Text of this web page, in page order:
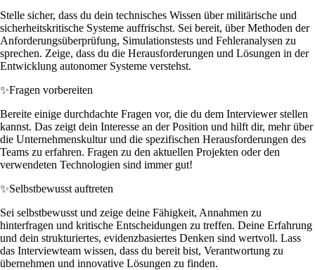
Stelle sicher, dass du dein technisches Wissen über militärische und
sicherheitskritische Systeme auffrischst. Sei bereit, über Methoden der
Anforderungsüberprüfung, Simulationstests und Fehleranalysen zu
sprechen. Zeige, dass du die Herausforderungen und Lösungen in der
Entwicklung autonomer Systeme verstehst.
✨Fragen vorbereiten
Bereite einige durchdachte Fragen vor, die du dem Interviewer stellen
kannst. Das zeigt dein Interesse an der Position und hilft dir, mehr über
die Unternehmenskultur und die spezifischen Herausforderungen des
Teams zu erfahren. Fragen zu den aktuellen Projekten oder den
verwendeten Technologien sind immer gut!
✨Selbstbewusst auftreten
Sei selbstbewusst und zeige deine Fähigkeit, Annahmen zu
hinterfragen und kritische Entscheidungen zu treffen. Deine Erfahrung
und dein strukturiertes, evidenzbasiertes Denken sind wertvoll. Lass
das Interviewteam wissen, dass du bereit bist, Verantwortung zu
übernehmen und innovative Lösungen zu finden.